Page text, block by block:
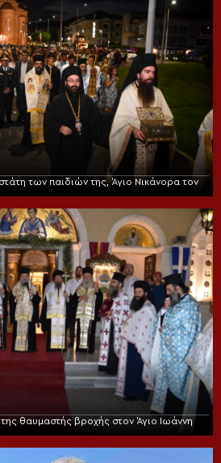
των παιδιών της, Άγιο Νικάνορα τον
θαυμαστής βροχής στον Άγιο Ιωάννη